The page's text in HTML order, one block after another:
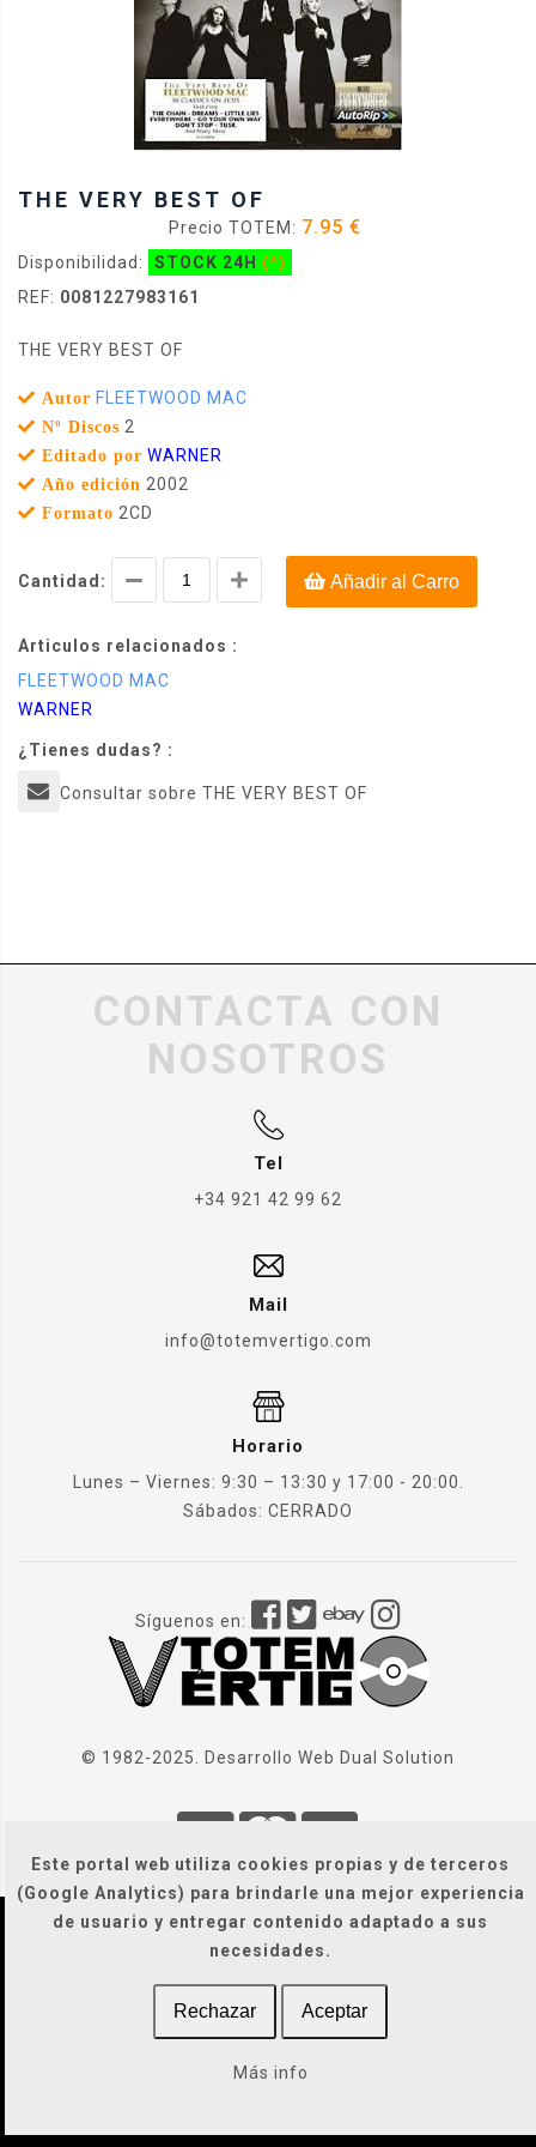
Este portal web utiliza cookies propias y de terceros
(Google Analytics) para brindarle una mejor experiencia
de usuario y entregar contenido adaptado a sus
necesidades.
Rechazar Aceptar
Más info
THE VERY BEST OF
Precio TOTEM: 7.95 €
Disponibilidad: STOCK 24H (*)
REF: 0081227983161
THE VERY BEST OF
Autor FLEETWOOD MAC
Nº Discos 2
Editado por WARNER
Año edición 2002
Formato 2CD
Cantidad: Añadir al Carro
Articulos relacionados :
FLEETWOOD MAC
WARNER
¿Tienes dudas? :
Consultar sobre THE VERY BEST OF
CONTACTA CON
NOSOTROS
Tel
+34 921 42 99 62
Mail
info@totemvertigo.com
Horario
Lunes – Viernes: 9:30 – 13:30 y 17:00 - 20:00.
Sábados: CERRADO
Síguenos en:
© 1982-2025. Desarrollo Web Dual Solution
| Condiciones Generales
Legal / Privacidad / Cookies / Accesibilidad